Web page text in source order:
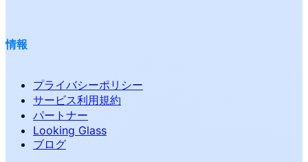
情報
プライバシーポリシー
サービス利用規約
パートナー
Looking Glass
ブログ